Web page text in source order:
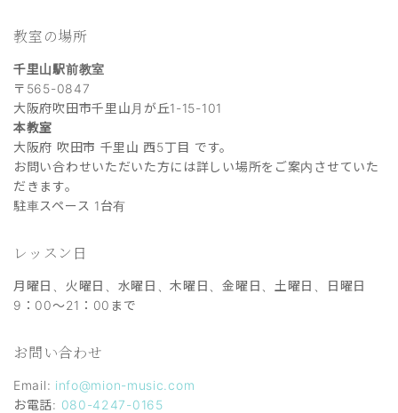
教室の場所
千里山駅前教室
〒565-0847
大阪府吹田市千里山月が丘1-15-101
本教室
大阪府 吹田市 千里山 西5丁目 です。
お問い合わせいただいた方には詳しい場所をご案内させていた
だきます。
駐車スペース 1台有
レッスン日
月曜日、火曜日、水曜日、木曜日、金曜日、土曜日、日曜日
9：00～21：00まで
お問い合わせ
Email: info@mion-music.com
お電話: 080-4247-0165